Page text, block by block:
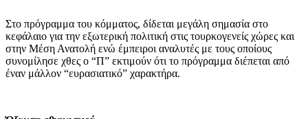
Στο πρόγραμμα του κόμματος, δίδεται μεγάλη σημασία στο
κεφάλαιο για την εξωτερική πολιτική στις τουρκογενείς χώρες και
στην Μέση Ανατολή ενώ έμπειροι αναλυτές με τους οποίους
συνομίλησε χθες ο “Π” εκτιμούν ότι το πρόγραμμα διέπεται από
έναν μάλλον “ευρασιατικό” χαρακτήρα.